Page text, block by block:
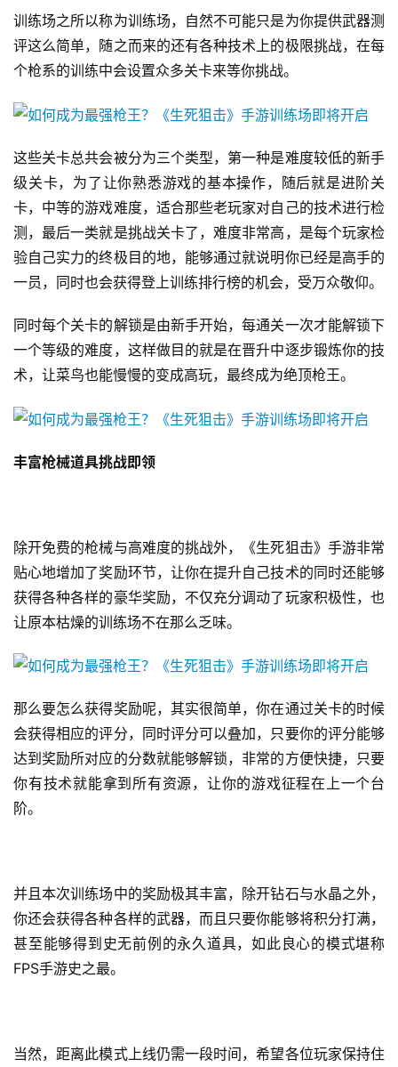
游
戏
业
机
游
戏
单
机
游
闲
游
戏
2
5
第
十
三
届
茶
7
日
游
茶
会
训练场之所以称为训练场，自然不可能只是为你提供武器测
评这么简单，随之而来的还有各种技术上的极限挑战，在每
个枪系的训练中会设置众多关卡来等你挑战。
这些关卡总共会被分为三个类型，第一种是难度较低的新手
级关卡，为了让你熟悉游戏的基本操作，随后就是进阶关
卡，中等的游戏难度，适合那些老玩家对自己的技术进行检
测，最后一类就是挑战关卡了，难度非常高，是每个玩家检
验自己实力的终极目的地，能够通过就说明你已经是高手的
一员，同时也会获得登上训练排行榜的机会，受万众敬仰。
同时每个关卡的解锁是由新手开始，每通关一次才能解锁下
一个等级的难度，这样做目的就是在晋升中逐步锻炼你的技
术，让菜鸟也能慢慢的变成高玩，最终成为绝顶枪王。
丰富枪械道具挑战即领
除开免费的枪械与高难度的挑战外，《生死狙击》手游非常
贴心地增加了奖励环节，让你在提升自己技术的同时还能够
获得各种各样的豪华奖励，不仅充分调动了玩家积极性，也
让原本枯燥的训练场不在那么乏味。
那么要怎么获得奖励呢，其实很简单，你在通过关卡的时候
会获得相应的评分，同时评分可以叠加，只要你的评分能够
达到奖励所对应的分数就能够解锁，非常的方便快捷，只要
你有技术就能拿到所有资源，让你的游戏征程在上一个台
阶。
并且本次训练场中的奖励极其丰富，除开钻石与水晶之外，
你还会获得各种各样的武器，而且只要你能够将积分打满，
甚至能够得到史无前例的永久道具，如此良心的模式堪称
FPS手游史之最。
当然，距离此模式上线仍需一段时间，希望各位玩家保持住